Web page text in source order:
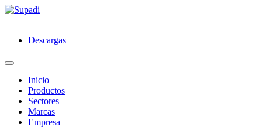
Descargas
Inicio
Productos
Sectores
Marcas
Empresa